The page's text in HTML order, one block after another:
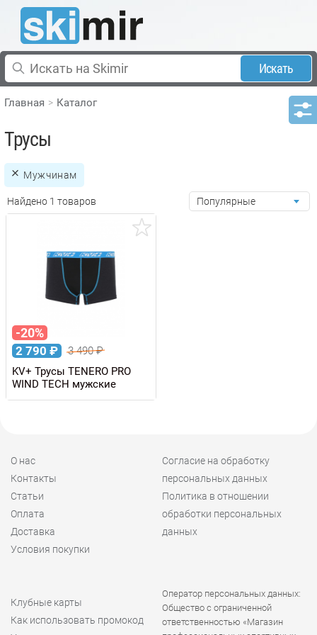
Искать
Главная Каталог
Трусы
Мужчинам
Найдено 1 товаров Популярные
-20%
2 790 ₽ 3 490₽
KV+ Трусы TENERO PRO
WIND TECH мужские
О нас
Контакты
Статьи
Оплата
Доставка
Условия покупки
Согласие на обработку
персональных данных
Политика в отношении
обработки персональных
данных
Клубные карты
Как использовать промокод
Оператор персональных данных:
Общество с ограниченной
ответственностью «Магазин